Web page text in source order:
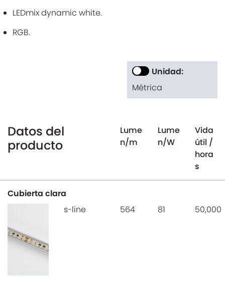
LEDmix dynamic white.
RGB.
Unidad:
Métrica
Datos del
producto
Lume
n/m
Lume
n/W
Vida
útil /
hora
s
Cubierta clara
s-line
564 81 50,000